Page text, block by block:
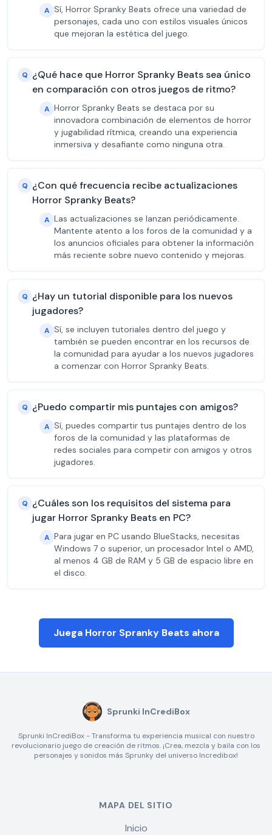
A Sí, Horror Spranky Beats ofrece una variedad de
personajes, cada uno con estilos visuales únicos
que mejoran la estética del juego.
Q ¿Qué hace que Horror Spranky Beats sea único
en comparación con otros juegos de ritmo?
A Horror Spranky Beats se destaca por su
innovadora combinación de elementos de horror
y jugabilidad rítmica, creando una experiencia
inmersiva y desafiante como ninguna otra.
Q ¿Con qué frecuencia recibe actualizaciones
Horror Spranky Beats?
A Las actualizaciones se lanzan periódicamente.
Mantente atento a los foros de la comunidad y a
los anuncios oficiales para obtener la información
más reciente sobre nuevo contenido y mejoras.
Q ¿Hay un tutorial disponible para los nuevos
jugadores?
A Sí, se incluyen tutoriales dentro del juego y
también se pueden encontrar en los recursos de
la comunidad para ayudar a los nuevos jugadores
a comenzar con Horror Spranky Beats.
Q ¿Puedo compartir mis puntajes con amigos?
A Sí, puedes compartir tus puntajes dentro de los
foros de la comunidad y las plataformas de
redes sociales para competir con amigos y otros
jugadores.
Q ¿Cuáles son los requisitos del sistema para
jugar Horror Spranky Beats en PC?
A Para jugar en PC usando BlueStacks, necesitas
Windows 7 o superior, un procesador Intel o AMD,
al menos 4 GB de RAM y 5 GB de espacio libre en
el disco.
Juega Horror Spranky Beats ahora
Sprunki InCrediBox
Sprunki InCrediBox - Transforma tu experiencia musical con nuestro
revolucionario juego de creación de ritmos. ¡Crea, mezcla y baila con los
personajes y sonidos más Sprunky del universo Incredibox!
MAPA DEL SITIO
Inicio